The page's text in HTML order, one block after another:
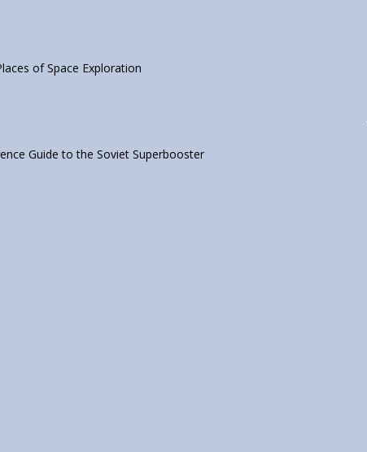
of Space Exploration
Guide to the Soviet Superbooster